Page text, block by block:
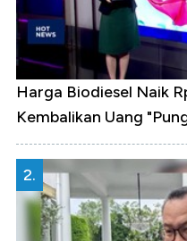
Harga Biodiesel Naik
Kembalikan Uang
2.